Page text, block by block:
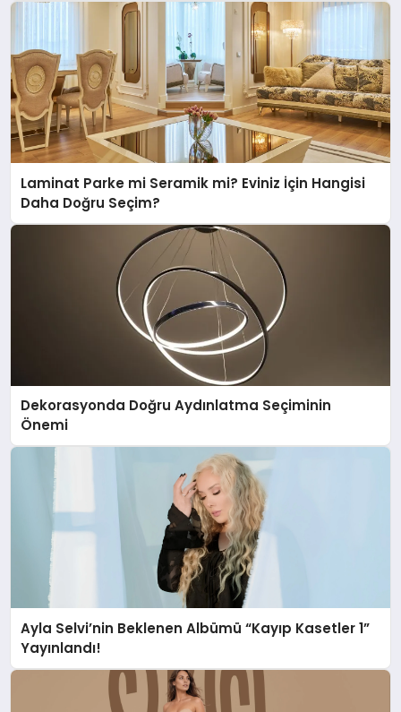
Laminat Parke mi Seramik mi? Eviniz İçin Hangisi
Daha Doğru Seçim?
Dekorasyonda Doğru Aydınlatma Seçiminin
Önemi
Ayla Selvi’nin Beklenen Albümü “Kayıp Kasetler 1”
Yayınlandı!